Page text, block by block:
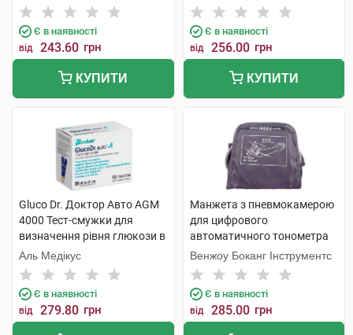
Є в наявності
від 243.60 грн
КУПИТИ
Є в наявності
від 256.00 грн
КУПИТИ
Gluco Dr. Доктор Авто AGM
4000 Тест-смужки для
визначення рівня глюкози в
крові 50 шт
Аль Медікус
Є в наявності
від 279.80 грн
Манжета з пневмокамерою
для цифрового
автоматичного тонометра
стандартна 22-32 см 1 шт
Венжоу Боканг Інструментс
Є в наявності
від 285.00 грн